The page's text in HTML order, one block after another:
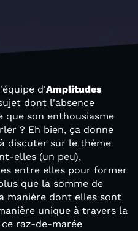
d'Amplitudes
dont l'absence
que son enthousiasme
? Eh bien, ça donne
discuter sur le thème
elles (un peu),
entre elles pour former
que la somme de
manière dont elles sont
unique à travers la
raz-de-marée